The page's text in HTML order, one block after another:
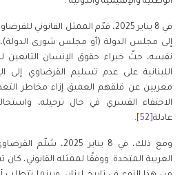
في 8 يناير 2025، قدّم الممثل
إلى مجلس الدولة (أو مجلس شورى الدولة)،
نفسه، حثّ خبراء حقوق الإنسان التابعين
اللبنانية على عدم تسليم القرضاوي إلى
معربين عن قلقهم العميق إزاء مخاطر
الاختفاء القسري في حال ترحيله،
عادلة[52]
.
ومع ذلك، في 8 يناير
العربية المتحدة. ووفقًا لممثله القانوني،